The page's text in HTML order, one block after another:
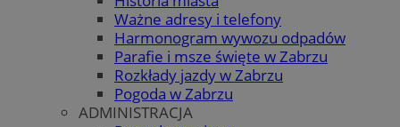
Ważne adresy i telefony
Harmonogram wywozu odpadów
Parafie i msze święte w Zabrzu
Rozkłady jazdy w Zabrzu
Pogoda w Zabrzu
ADMINISTRACJA